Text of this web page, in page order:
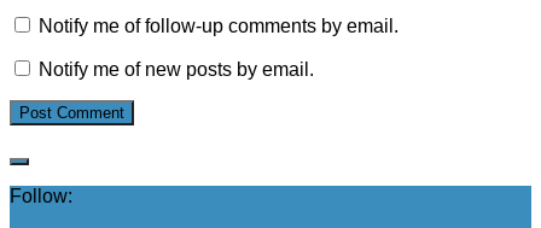
Notify me of follow-up comments by email.
Notify me of new posts by email.
Follow: